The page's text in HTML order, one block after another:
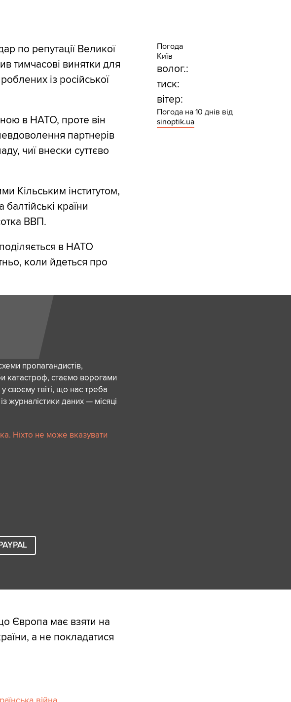
по репутації Великої
тимчасові винятки для
із російської
в НАТО, проте він
партнерів
чиї внески суттєво
Кільським інститутом,
країни
ВВП.
в НАТО
коли йдеться про
пропагандистів,
катастроф, стаємо ворогами
своєму твіті, що нас треба
журналістики даних — місяці
Ніхто не може вказувати
Європа має взяти на
а не покладатися
Погода
Київ
волог.:
тиск:
вітер:
Погода на 10 днів від
sinoptik.ua